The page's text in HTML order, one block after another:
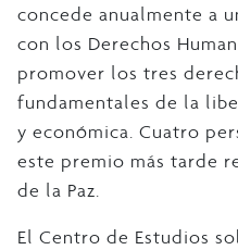
concede anualmente a
con los Derechos
promover los tres
fundamentales de la
y económica. Cuatro
este premio más tarde
de la Paz.
El Centro de Estudios